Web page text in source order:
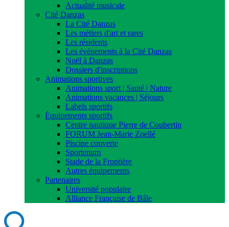
Actualité musicale
Cité Danzas
La Cité Danzas
Les métiers d'art et rares
Les résidents
Les événements à la Cité Danzas
Noël à Danzas
Dossiers d'inscriptions
Animations sportives
Animations sport | Santé | Nature
Animations vacances | Séjours
Labels sportifs
Équipements sportifs
Centre nautique Pierre de Coubertin
FORUM Jean-Marie Zoellé
Piscine couverte
Sportenum
Stade de la Frontière
Autres équipements
Partenaires
Université populaire
Alliance Française de Bâle